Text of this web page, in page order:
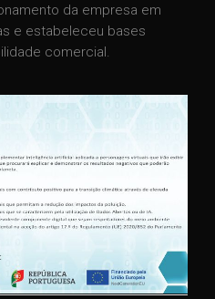
da empresa em
e estabeleceu bases
comercial.